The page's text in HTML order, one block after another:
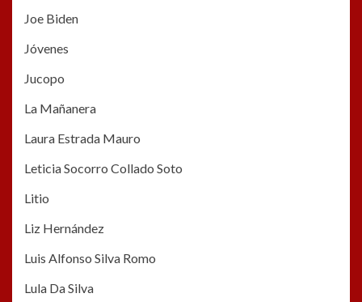
Joe Biden
Jóvenes
Jucopo
La Mañanera
Laura Estrada Mauro
Leticia Socorro Collado Soto
Litio
Liz Hernández
Luis Alfonso Silva Romo
Lula Da Silva